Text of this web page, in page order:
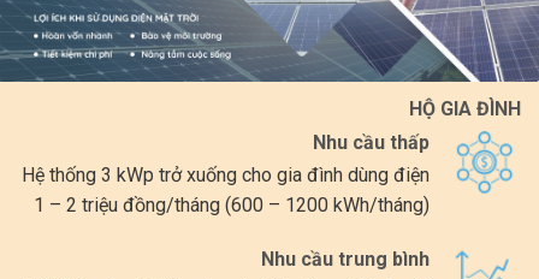
HỘ GIA ĐÌNH
Nhu cầu thấp
Hệ thống 3 kWp trở xuống cho gia đình dùng điện
1 – 2 triệu đồng/tháng (600 – 1200 kWh/tháng)
Nhu cầu trung bình